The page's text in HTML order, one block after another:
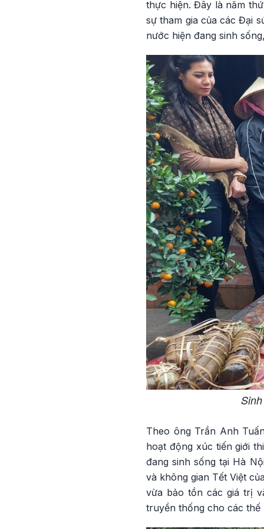
thực hiện. Đây là năm
sự tham gia của các Đại
nước hiện đang sinh
Theo ông Trần Anh
hoạt động xúc tiến giới
đang sinh sống tại Hà
và không gian Tết Việt
vừa bảo tồn các giá trị
truyền thống cho các thế